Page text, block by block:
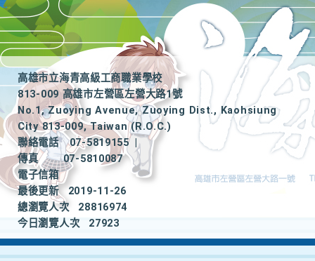
高雄市立海青高級工商職業學校
813-009 高雄市左營區左營大路1號
No.1, Zuoying Avenue, Zuoying Dist., Kaohsiung
City 813-009, Taiwan (R.O.C.)
聯絡電話
07-5819155
|
傳真
07-5810087
電子信箱
最後更新
2019-11-26
總瀏覽人次
28816974
今日瀏覽人次
27923